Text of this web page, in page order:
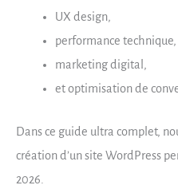
UX design,
performance technique,
marketing digital,
et optimisation de
Dans ce guide ultra complet,
création d’un site WordPress
2026.